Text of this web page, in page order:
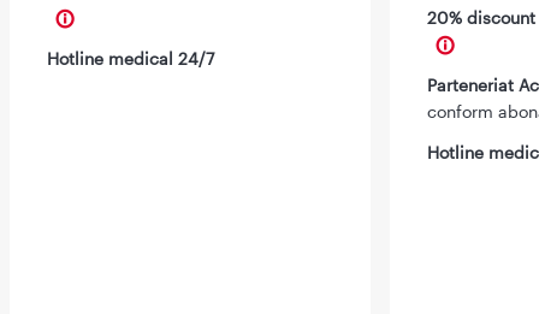
Hotline medical 24/7
20%
Parteneriat
conform
Hotline